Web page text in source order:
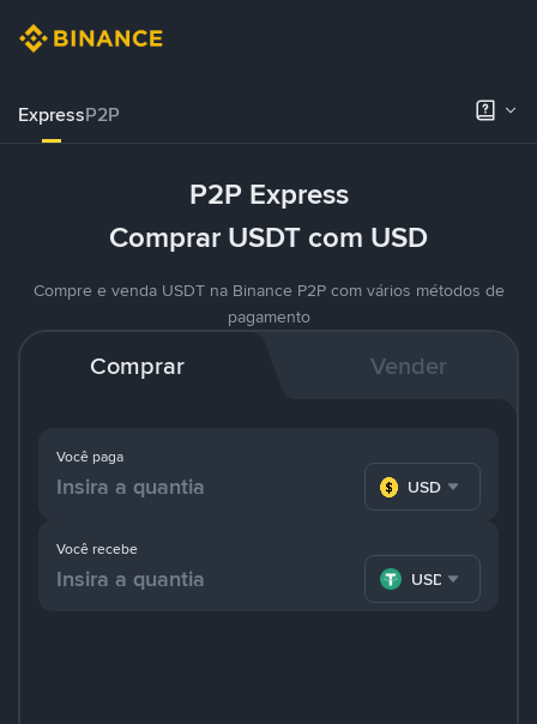
ExpressP2P
P2P Express
Comprar USDT com USD
Compre e venda USDT na Binance P2P com vários métodos de
pagamento
Comprar Vender
Você paga
USD
Você recebe
USDT